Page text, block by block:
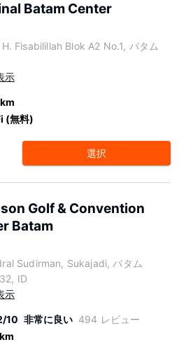
Batam Center
Fisabilillah Blok A2 No.1, バタム
示
(無料)
選択
Golf & Convention
Batam
Sudirman, Sukajadi, バタム
ID
示
10 非常に良い 494 レビュー